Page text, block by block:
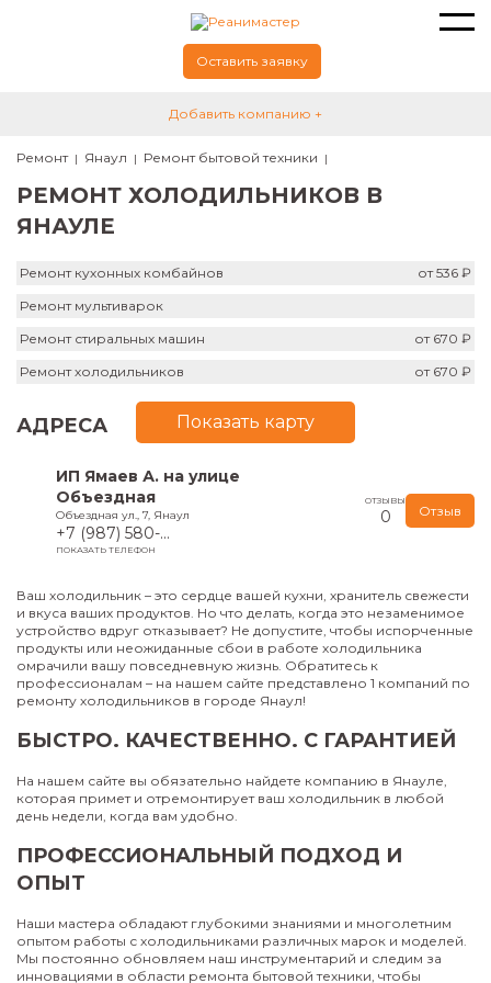
Оставить заявку
Добавить компанию +
Ремонт Янаул Ремонт бытовой техники
РЕМОНТ ХОЛОДИЛЬНИКОВ В
ЯНАУЛЕ
Ремонт кухонных комбайнов
от 536 ₽
Ремонт мультиварок
Ремонт стиральных машин
от 670 ₽
Ремонт холодильников
от 670 ₽
Показать карту
АДРЕСА
ИП Ямаев А. на улице
Объездная
Объездная ул., 7, Янаул
+7 (987) 580-...
ПОКАЗАТЬ ТЕЛЕФОН
ОТЗЫВЫ
0 Отзыв
Ваш холодильник – это сердце вашей кухни, хранитель свежести
и вкуса ваших продуктов. Но что делать, когда это незаменимое
устройство вдруг отказывает? Не допустите, чтобы испорченные
продукты или неожиданные сбои в работе холодильника
омрачили вашу повседневную жизнь. Обратитесь к
профессионалам – на нашем сайте представлено 1 компаний по
ремонту холодильников в городе Янаул!
БЫСТРО. КАЧЕСТВЕННО. С ГАРАНТИЕЙ
На нашем сайте вы обязательно найдете компанию в Янауле,
которая примет и отремонтирует ваш холодильник в любой
день недели, когда вам удобно.
ПРОФЕССИОНАЛЬНЫЙ ПОДХОД И
ОПЫТ
Наши мастера обладают глубокими знаниями и многолетним
опытом работы с холодильниками различных марок и моделей.
Мы постоянно обновляем наш инструментарий и следим за
инновациями в области ремонта бытовой техники, чтобы